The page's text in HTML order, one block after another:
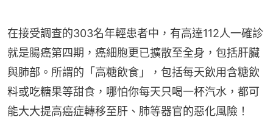
在接受調查的303名年輕患者中，有高達112人一確診
就是腸癌第四期，癌細胞更已擴散至全身，包括肝臟
與肺部。所謂的「高糖飲食」，包括每天飲用含糖飲
料或吃糖果等甜食，哪怕你每天只喝一杯汽水，都可
能大大提高癌症轉移至肝、肺等器官的惡化風險！